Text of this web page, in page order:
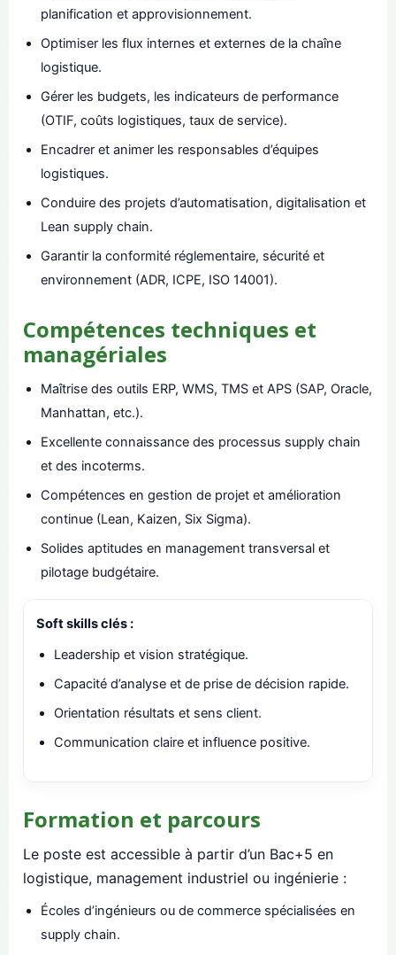
planification et approvisionnement.
Optimiser les flux internes et externes de la chaîne
logistique.
Gérer les budgets, les indicateurs de performance
(OTIF, coûts logistiques, taux de service).
Encadrer et animer les responsables d’équipes
logistiques.
Conduire des projets d’automatisation, digitalisation et
Lean supply chain.
Garantir la conformité réglementaire, sécurité et
environnement (ADR, ICPE, ISO 14001).
Compétences techniques et
managériales
Maîtrise des outils ERP, WMS, TMS et APS (SAP, Oracle,
Manhattan, etc.).
Excellente connaissance des processus supply chain
et des incoterms.
Compétences en gestion de projet et amélioration
continue (Lean, Kaizen, Six Sigma).
Solides aptitudes en management transversal et
pilotage budgétaire.
Soft skills clés :
Leadership et vision stratégique.
Capacité d’analyse et de prise de décision rapide.
Orientation résultats et sens client.
Communication claire et influence positive.
Formation et parcours
Le poste est accessible à partir d’un Bac+5 en
logistique, management industriel ou ingénierie :
Écoles d’ingénieurs ou de commerce spécialisées en
supply chain.